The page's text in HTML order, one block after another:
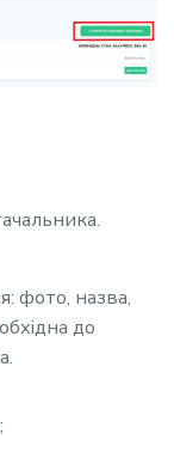
фото, назва,
до